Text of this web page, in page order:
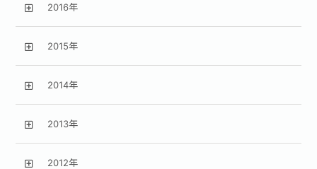
2016年
2015年
2014年
2013年
2012年